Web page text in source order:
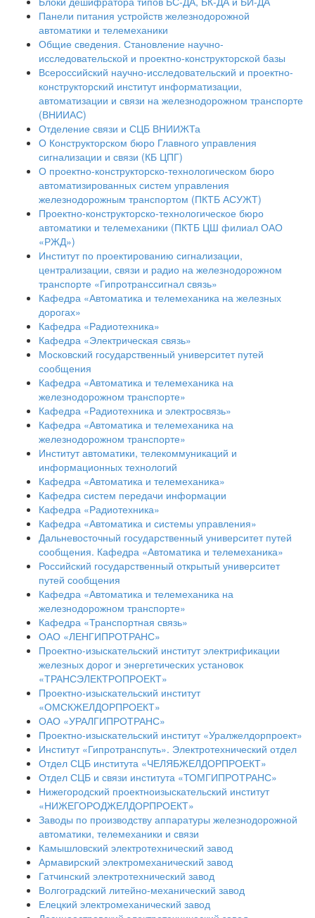
Панели питания устройств железнодорожной
автоматики и телемеханики
Общие сведения. Становление научно-
исследовательской и проектно-конструкторской базы
Всероссийский научно-исследовательский и проектно-
конструкторский институт информатизации,
автоматизации и связи на железнодорожном транспорте
(ВНИИАС)
Отделение связи и СЦБ ВНИИЖТа
О Конструкторском бюро Главного управления
сигнализации и связи (КБ ЦПГ)
О проектно-конструкторско-технологическом бюро
автоматизированных систем управления
железнодорожным транспортом (ПКТБ АСУЖТ)
Проектно-конструкторско-технологическое бюро
автоматики и телемеханики (ПКТБ ЦШ филиал ОАО
«РЖД»)
Институт по проектированию сигнализации,
централизации, связи и радио на железнодорожном
транспорте «Гипротранссигнал связь»
Кафедра «Автоматика и телемеханика на железных
дорогах»
Кафедра «Радиотехника»
Кафедра «Электрическая связь»
Московский государственный университет путей
сообщения
Кафедра «Автоматика и телемеханика на
железнодорожном транспорте»
Кафедра «Радиотехника и электросвязь»
Кафедра «Автоматика и телемеханика на
железнодорожном транспорте»
Институт автоматики, телекоммуникаций и
информационных технологий
Кафедра «Автоматика и телемеханика»
Кафедра систем передачи информации
Кафедра «Радиотехника»
Кафедра «Автоматика и системы управления»
Дальневосточный государственный университет путей
сообщения. Кафедра «Автоматика и телемеханика»
Российский государственный открытый университет
путей сообщения
Кафедра «Автоматика и телемеханика на
железнодорожном транспорте»
Кафедра «Транспортная связь»
ОАО «ЛЕНГИПРОТРАНС»
Проектно-изыскательский институт электрификации
железных дорог и энергетических установок
«ТРАНСЭЛЕКТРОПРОЕКТ»
Проектно-изыскательский институт
«ОМСКЖЕЛДОРПРОЕКТ»
ОАО «УРАЛГИПРОТРАНС»
Проектно-изыскательский институт «Уралжелдорпроект»
Институт «Гипротранспуть». Электротехнический отдел
Отдел СЦБ института «ЧЕЛЯБЖЕЛДОРПРОЕКТ»
Отдел СЦБ и связи института «ТОМГИПРОТРАНС»
Нижегородский проектноизыскательский институт
«НИЖЕГОРОДЖЕЛДОРПРОЕКТ»
Заводы по производству аппаратуры железнодорожной
автоматики, телемеханики и связи
Камышловский электротехнический завод
Армавирский электромеханический завод
Гатчинский электротехнический завод
Волгоградский литейно-механический завод
Елецкий электромеханический завод